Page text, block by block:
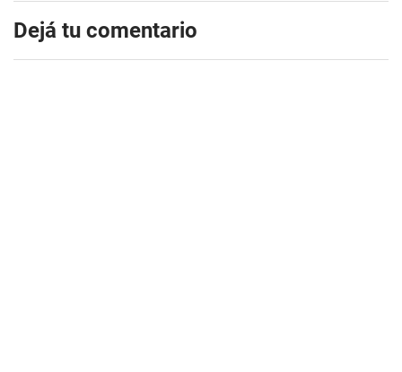
Dejá tu comentario